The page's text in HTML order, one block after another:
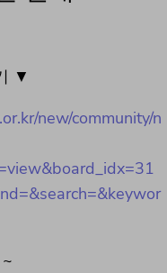
▼
new/community/n